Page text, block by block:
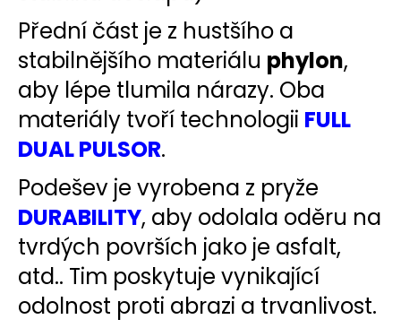
Přední část je z hustšího a
stabilnějšího materiálu phylon,
aby lépe tlumila nárazy. Oba
materiály tvoří technologii FULL
DUAL PULSOR.
Podešev je vyrobena z pryže
DURABILITY, aby odolala oděru na
tvrdých površích jako je asfalt,
atd.. Tim poskytuje vynikající
odolnost proti abrazi a trvanlivost.